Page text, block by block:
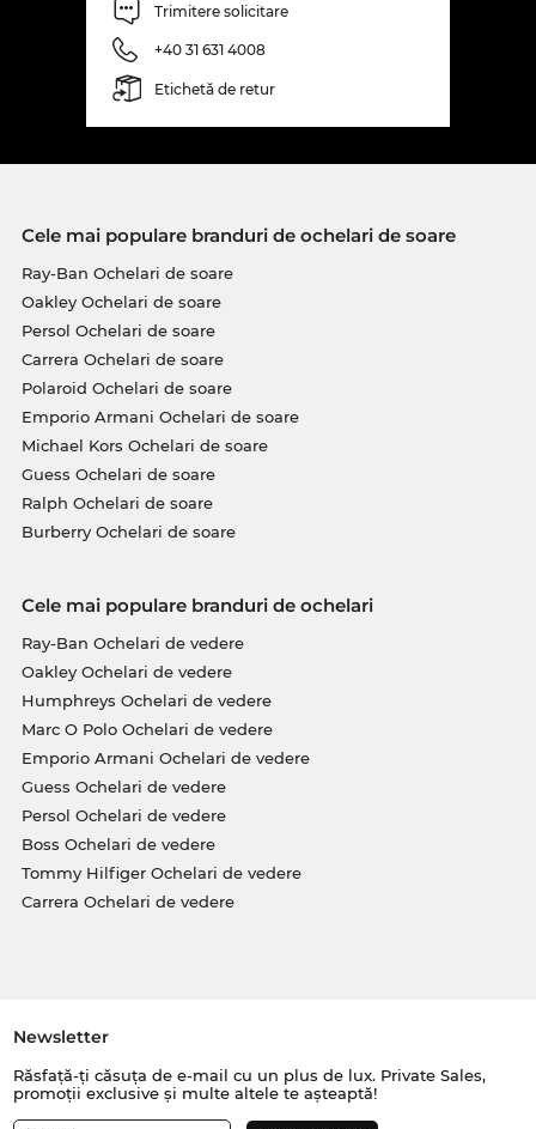
Trimitere solicitare
+40 31 631 4008
Etichetă de retur
Cele mai populare branduri de ochelari de soare
Ray-Ban Ochelari de soare
Oakley Ochelari de soare
Persol Ochelari de soare
Carrera Ochelari de soare
Polaroid Ochelari de soare
Emporio Armani Ochelari de soare
Michael Kors Ochelari de soare
Guess Ochelari de soare
Ralph Ochelari de soare
Burberry Ochelari de soare
Cele mai populare branduri de ochelari
Ray-Ban Ochelari de vedere
Oakley Ochelari de vedere
Humphreys Ochelari de vedere
Marc O Polo Ochelari de vedere
Emporio Armani Ochelari de vedere
Guess Ochelari de vedere
Persol Ochelari de vedere
Boss Ochelari de vedere
Tommy Hilfiger Ochelari de vedere
Carrera Ochelari de vedere
Newsletter
Răsfață-ți căsuța de e-mail cu un plus de lux. Private Sales,
promoții exclusive și multe altele te așteaptă!